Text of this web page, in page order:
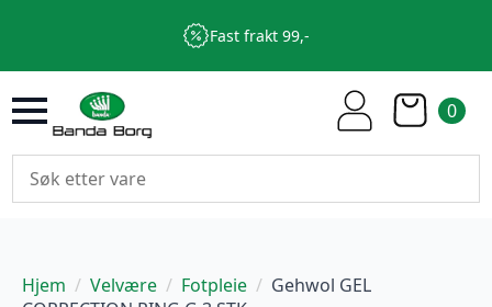
Fast frakt 99,-
0
Hjem Velvære Fotpleie
Gehwol GEL